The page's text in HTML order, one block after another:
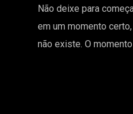
Não deixe para
em um momento
não existe. O